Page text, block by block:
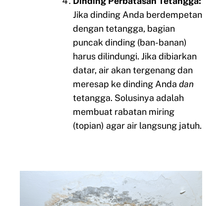
Jika dinding Anda berdempetan
dengan tetangga, bagian
puncak dinding (ban-banan)
harus dilindungi. Jika dibiarkan
datar, air akan tergenang dan
meresap ke dinding Anda dan
tetangga. Solusinya adalah
membuat rabatan miring
(topian) agar air langsung jatuh.